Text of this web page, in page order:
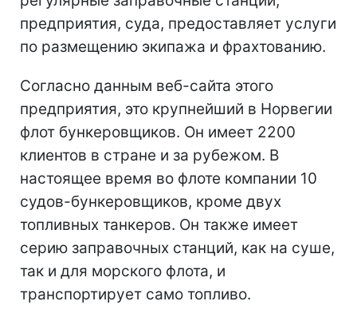
предприятия, суда, предоставляет услуги
по размещению экипажа и фрахтованию.
Согласно данным веб-сайта этого
предприятия, это крупнейший в Норвегии
флот бункеровщиков. Он имеет 2200
клиентов в стране и за рубежом. В
настоящее время во флоте компании 10
судов-бункеровщиков, кроме двух
топливных танкеров. Он также имеет
серию заправочных станций, как на суше,
так и для морского флота, и
транспортирует само топливо.